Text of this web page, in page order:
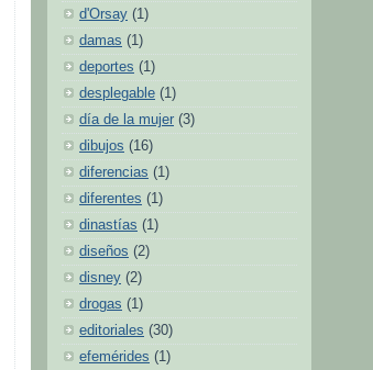
d'Orsay (1)
damas (1)
deportes (1)
desplegable (1)
día de la mujer (3)
dibujos (16)
diferencias (1)
diferentes (1)
dinastías (1)
diseños (2)
disney (2)
drogas (1)
editoriales (30)
efemérides (1)